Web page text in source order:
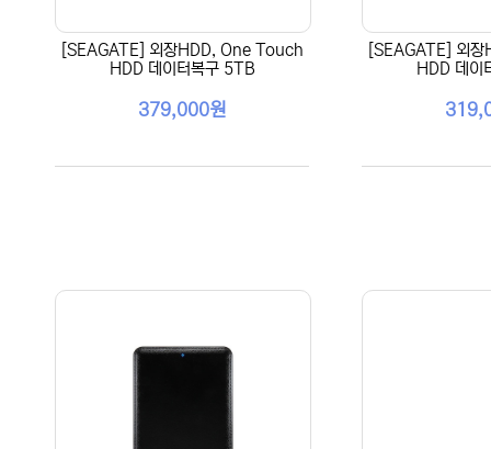
[SEAGATE] 외장HDD, One Touch
HDD 데이터복구 5TB
379,000원
[SEAGATE] 외
HDD 데이